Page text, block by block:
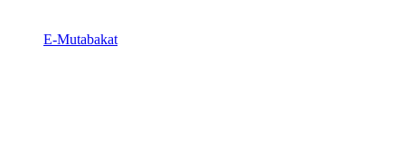
E-Mutabakat